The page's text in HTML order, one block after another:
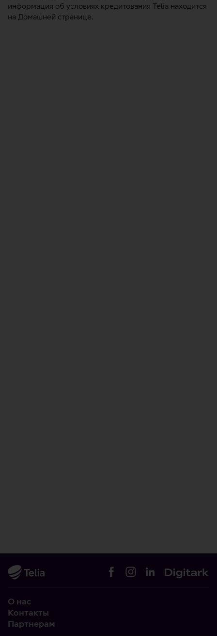
информация об условиях кредитования Telia находится
на Домашней странице.
О нас
Контакты
Партнерам